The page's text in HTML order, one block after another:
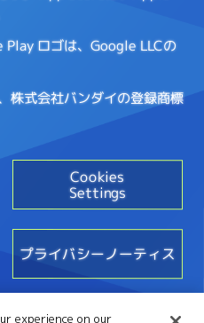
ロゴは、Google LLCの
株式会社バンダイの登録商標
Cookies
Settings
プライバシーノーティス
experience on our